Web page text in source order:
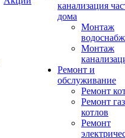
канализация
дома
Монтаж
Монтаж
Ремонт и
обслуживание
Ремонт
Ремонт
котлов
Ремонт